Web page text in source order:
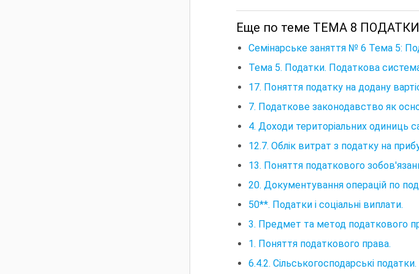
Еще по теме ТЕМА 8
Семінарське заняття № 6 Тема 5:
Тема 5. Податки. Податкова
17. Поняття податку на додану
7. Податкове законодавство як
4. Доходи територіальних одиниць
12.7. Облік витрат з податку на
13. Поняття податкового
20. Документування операцій по
50**. Податки і соціальні виплати.
3. Предмет та метод податкового
1. Поняття податкового права.
6.4.2. Сільськогосподарські податки.